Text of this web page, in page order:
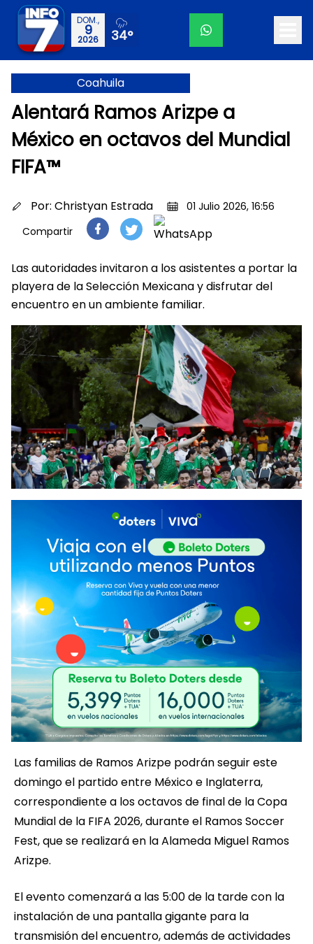
DOM.,
9
2026 34°
Coahuila
Alentará Ramos Arizpe a
México en octavos del Mundial
FIFA™
Por: Christyan Estrada
01 Julio 2026, 16:56
Compartir
Las autoridades invitaron a los asistentes a portar la
playera de la Selección Mexicana y disfrutar del
encuentro en un ambiente familiar.
Las familias de Ramos Arizpe podrán seguir este
domingo el partido entre México e Inglaterra,
correspondiente a los octavos de final de la Copa
Mundial de la FIFA 2026, durante el Ramos Soccer
Fest, que se realizará en la Alameda Miguel Ramos
Arizpe.
El evento comenzará a las 5:00 de la tarde con la
instalación de una pantalla gigante para la
transmisión del encuentro, además de actividades